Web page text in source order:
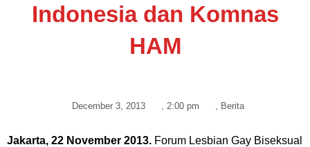
Indonesia dan Komnas
HAM
December 3, 2013 , 2:00 pm , Berita
Jakarta, 22 November 2013. Forum Lesbian Gay Biseksual